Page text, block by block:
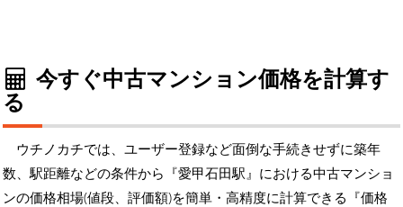
今すぐ中古マンション価格を計算す
る
ウチノカチでは、ユーザー登録など面倒な手続きせずに築年
数、駅距離などの条件から『愛甲石田駅』における中古マンショ
ンの価格相場(値段、評価額)を簡単・高精度に計算できる『価格